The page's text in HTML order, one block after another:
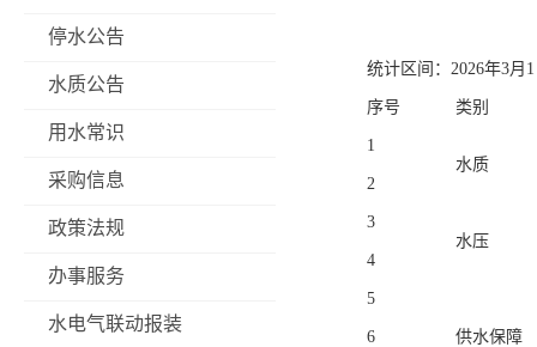
停水公告
水质公告
用水常识
采购信息
政策法规
办事服务
水电气联动报装
统计区间：2026年3月
序号 类别
1
水质
2
3
水压
4
5
供水保障
6